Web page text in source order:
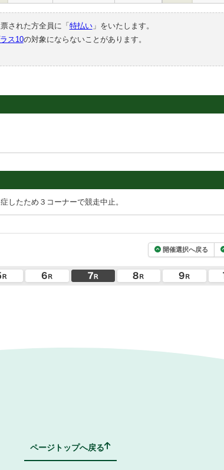
された方全員に「 特払い」をいたします。
ス10の対象にならないことがあります。
したため３コーナーで競走中止。
開催選択へ戻る
ページトップへ戻る